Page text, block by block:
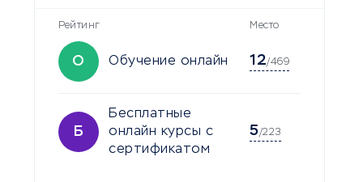
Рейтинг Место
О Обучение онлайн 12/469
Б
Бесплатные
онлайн курсы с
сертификатом
5/223